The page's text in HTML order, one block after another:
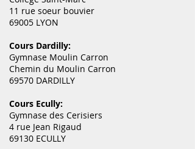
11 rue soeur bouvier
69005 LYON
Cours Dardilly:
Gymnase Moulin Carron
Chemin du Moulin Carron
69570 DARDILLY
Cours Ecully:
Gymnase des Cerisiers
4 rue Jean Rigaud
69130 ECULLY